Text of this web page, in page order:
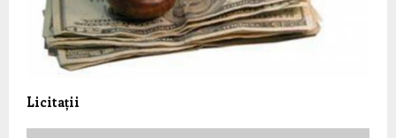
Licitații